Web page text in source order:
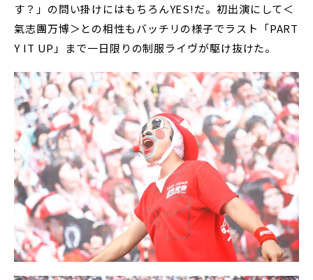
す？」の問い掛けにはもちろんYES!だ。初出演にして＜
氣志團万博＞との相性もバッチリの様子でラスト「PART
Y IT UP」まで一日限りの制服ライヴが駆け抜けた。